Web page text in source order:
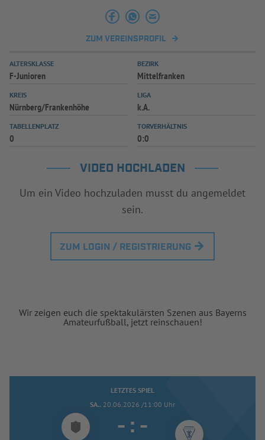
ZUM VEREINSPROFIL
ALTERSKLASSE
F-Junioren
BEZIRK
Mittelfranken
KREIS
Nürnberg/Frankenhöhe
LIGA
k.A.
TABELLENPLATZ
0
TORVERHÄLTNIS
0:0
VIDEO HOCHLADEN
Um ein Video hochzuladen musst du angemeldet
sein.
ZUM LOGIN / REGISTRIERUNG
Wir zeigen euch die spektakulärsten Szenen aus Bayerns
Amateurfußball, jetzt reinschauen!
LETZTES SPIEL
SA.. 20.06.2026 /11:00 Uhr
- : -